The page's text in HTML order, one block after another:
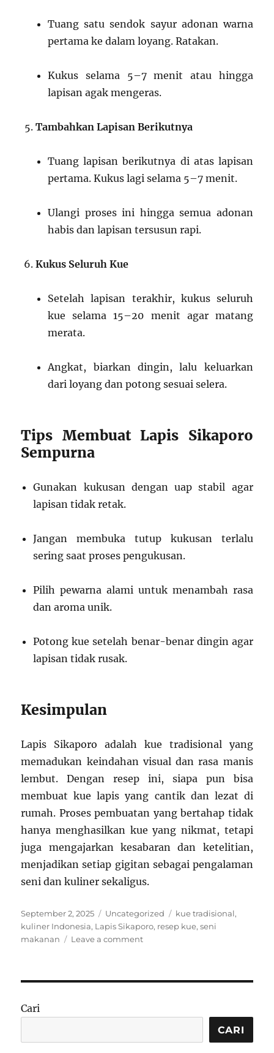
Tuang satu sendok sayur adonan warna
pertama ke dalam loyang. Ratakan.
Kukus selama 5–7 menit atau hingga
lapisan agak mengeras.
Tambahkan Lapisan Berikutnya
Tuang lapisan berikutnya di atas lapisan
pertama. Kukus lagi selama 5–7 menit.
Ulangi proses ini hingga semua adonan
habis dan lapisan tersusun rapi.
Kukus Seluruh Kue
Setelah lapisan terakhir, kukus seluruh
kue selama 15–20 menit agar matang
merata.
Angkat, biarkan dingin, lalu keluarkan
dari loyang dan potong sesuai selera.
Tips Membuat Lapis Sikaporo
Sempurna
Gunakan kukusan dengan uap stabil agar
lapisan tidak retak.
Jangan membuka tutup kukusan terlalu
sering saat proses pengukusan.
Pilih pewarna alami untuk menambah rasa
dan aroma unik.
Potong kue setelah benar-benar dingin agar
lapisan tidak rusak.
Kesimpulan
Lapis Sikaporo adalah kue tradisional yang
memadukan keindahan visual dan rasa manis
lembut. Dengan resep ini, siapa pun bisa
membuat kue lapis yang cantik dan lezat di
rumah. Proses pembuatan yang bertahap tidak
hanya menghasilkan kue yang nikmat, tetapi
juga mengajarkan kesabaran dan ketelitian,
menjadikan setiap gigitan sebagai pengalaman
seni dan kuliner sekaligus.
Posted
on
September 2, 2025 Categories
Uncategorized Tags
kue tradisional,
kuliner Indonesia, Lapis Sikaporo, resep kue,seni
makanan
Leave a commenton
dan
dalam
Cari
CARI